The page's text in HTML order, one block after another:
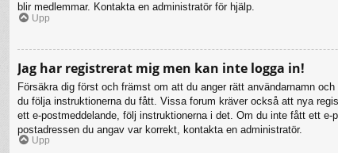
blir medlemmar. Kontakta en administratör för hjälp.
Upp
Jag har registrerat mig men kan inte logga in!
Försäkra dig först och främst om att du anger rätt användarnamn
du följa instruktionerna du fått. Vissa forum kräver också att nya
ett e-postmeddelande, följ instruktionerna i det. Om du inte fått ett
postadressen du angav var korrekt, kontakta en administratör.
Upp